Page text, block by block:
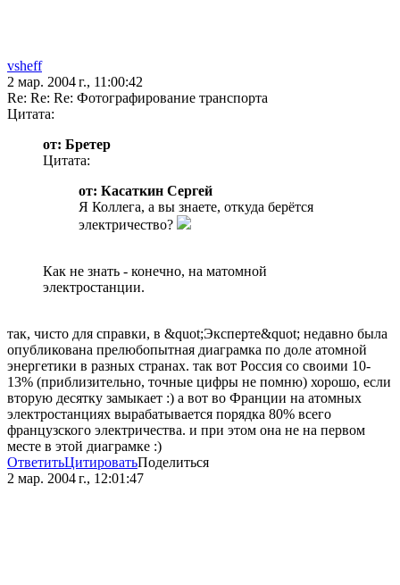
vsheff
2 мар. 2004 г., 11:00:42
Re: Re: Re: Фотографирование транспорта
Цитата:
от: Бретер
Цитата:
от: Касаткин Сергей
Я Коллега, а вы знаете, откуда берётся
электричество?
Как не знать - конечно, на матомной
электростанции.
так, чисто для справки, в &quot;Эксперте&quot; недавно была
опубликована прелюбопытная диаграмка по доле атомной
энергетики в разных странах. так вот Россия со своими 10-
13% (приблизительно, точные цифры не помню) хорошо, если
вторую десятку замыкает :) а вот во Франции на атомных
электростанциях вырабатывается порядка 80% всего
французского электричества. и при этом она не на первом
месте в этой диаграмке :)
ОтветитьЦитироватьПоделиться
2 мар. 2004 г., 12:01:47